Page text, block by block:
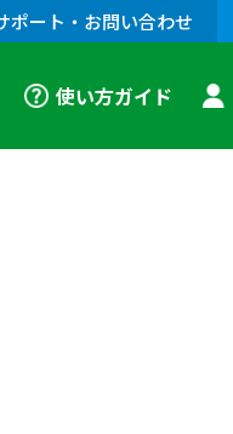
ポート・お問い合わせ
使い方ガイド